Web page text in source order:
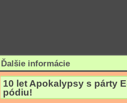
Ďalšie informácie
10 let Apokalypsy s párty
pódiu!